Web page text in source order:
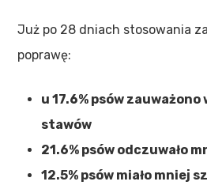
Już po 28 dniach stosowania
poprawę:
u 17.6% psów
stawów
21.6% psów odczuwało
12.5% psów miało mniej